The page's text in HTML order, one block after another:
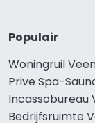
Populair
Woningruil
Prive Spa-
Incassobureau
Bedrijfsruimte